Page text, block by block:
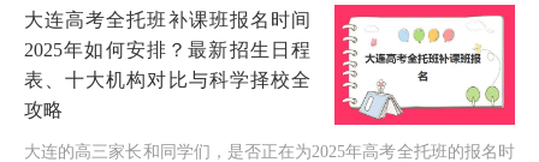
大连高考全托班补课班报名时间
2025年如何安排？最新招生日程
表、十大机构对比与科学择校全
攻略
大连的高三家长和同学们，是否正在为2025年高考全托班的报名时